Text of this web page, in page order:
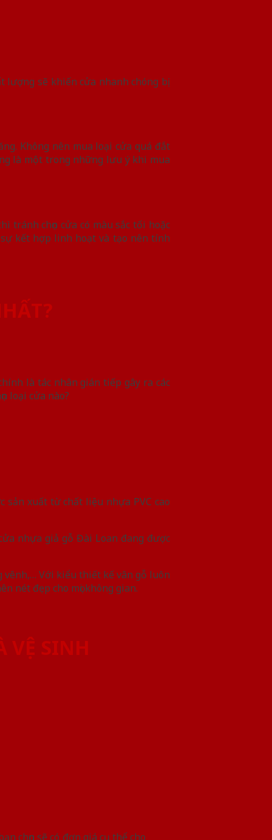
lượng sẽ khiến cửa nhanh chóng bị
Không nên mua loại cửa quá đắt
là một trong những lưu ý khi mua
tránh chọn cửa có màu sắc tối hoặc
sự kết hợp linh hoạt và tạo nên tính
là tác nhân gián tiếp gây ra các
loại cửa nào?
sản xuất từ chất liệu nhựa PVC cao
nhựa giả gỗ Đài Loan đang được
vênh,… Với kiểu thiết kế vân gỗ luôn
nét đẹp cho mọi không gian.
VỆ SINH
chọn sẽ có đơn giá cụ thể cho